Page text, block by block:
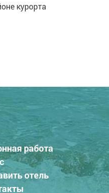
курорта
работа
отель